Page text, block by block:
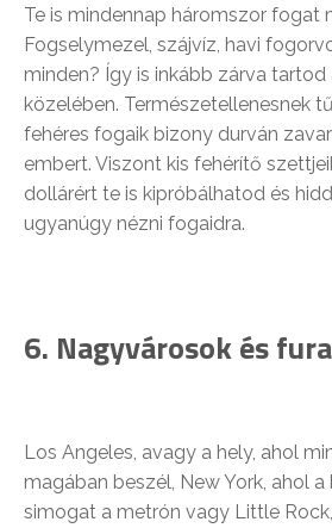
Te is mindennap háromszor fogat
Fogselymezel, szájvíz, havi
minden? Így is inkább zárva
közelében. Természetellenesnek
fehéres fogaik bizony durván
embert. Viszont kis fehérítő
dollárért te is kipróbálhatod és
ugyanúgy nézni fogaidra.
6. Nagyvárosok és
Los Angeles, avagy a hely, ahol
magában beszél, New York, ahol
simogat a metrón vagy Little